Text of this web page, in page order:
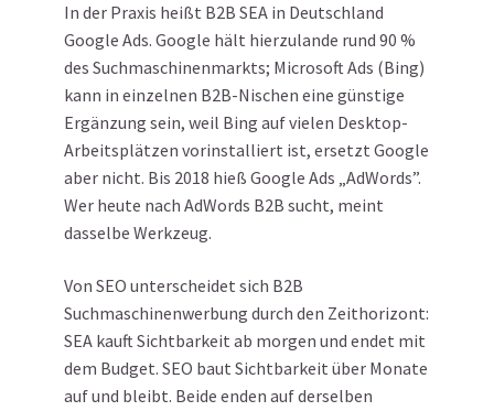
In der Praxis heißt B2B SEA in Deutschland
Google Ads. Google hält hierzulande rund 90 %
des Suchmaschinenmarkts; Microsoft Ads (Bing)
kann in einzelnen B2B-Nischen eine günstige
Ergänzung sein, weil Bing auf vielen Desktop-
Arbeitsplätzen vorinstalliert ist, ersetzt Google
aber nicht. Bis 2018 hieß Google Ads „AdWords”.
Wer heute nach AdWords B2B sucht, meint
dasselbe Werkzeug.
Von SEO unterscheidet sich B2B
Suchmaschinenwerbung durch den Zeithorizont:
SEA kauft Sichtbarkeit ab morgen und endet mit
dem Budget. SEO baut Sichtbarkeit über Monate
auf und bleibt. Beide enden auf derselben